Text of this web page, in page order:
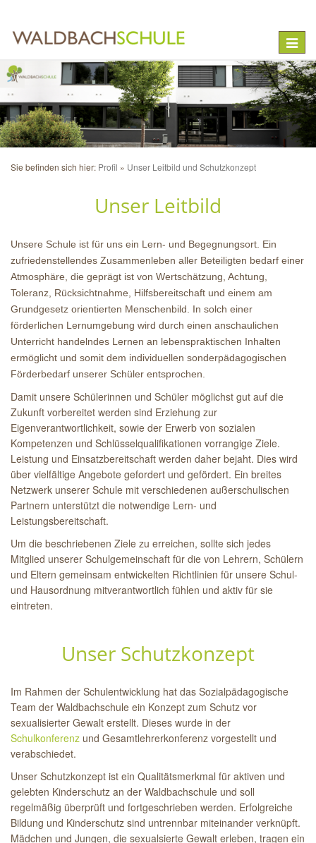
Toggle
Sie befinden sich hier: Profil Unser Leitbild und Schutzkonzept
Unser Leitbild
Unsere Schule ist für uns ein Lern- und Begegnungsort. Ein
zufriedenstellendes Zusammenleben aller Beteiligten bedarf einer
Atmosphäre, die geprägt ist von Wertschätzung, Achtung,
Toleranz, Rücksichtnahme, Hilfsbereitschaft und einem am
Grundgesetz orientierten Menschenbild. In solch einer
förderlichen Lernumgebung wird durch einen anschaulichen
Unterricht handelndes Lernen an lebenspraktischen Inhalten
ermöglicht und somit dem individuellen sonderpädagogischen
Förderbedarf unserer Schüler entsprochen.
Damit unsere Schülerinnen und Schüler möglichst gut auf die
Zukunft vorbereitet werden sind Erziehung zur
Eigenverantwortlichkeit, sowie der Erwerb von sozialen
Kompetenzen und Schlüsselqualifikationen vorrangige Ziele.
Leistung und Einsatzbereitschaft werden daher bejaht. Dies wird
über vielfältige Angebote gefordert und gefördert. Ein breites
Netzwerk unserer Schule mit verschiedenen außerschulischen
Partnern unterstützt die notwendige Lern- und
Leistungsbereitschaft.
Um die beschriebenen Ziele zu erreichen, sollte sich jedes
Mitglied unserer Schulgemeinschaft für die von Lehrern, Schülern
und Eltern gemeinsam entwickelten Richtlinien für unsere Schul-
und Hausordnung mitverantwortlich fühlen und aktiv für sie
eintreten.
Unser Schutzkonzept
Im Rahmen der Schulentwicklung hat das Sozialpädagogische
Team der Waldbachschule ein Konzept zum Schutz vor
sexualisierter Gewalt erstellt. Dieses wurde in der
Schulkonferenz und Gesamtlehrerkonferenz vorgestellt und
verabschiedet.
Unser Schutzkonzept ist ein Qualitätsmerkmal für aktiven und
gelebten Kinderschutz an der Waldbachschule und soll
regelmäßig überprüft und fortgeschrieben werden. Erfolgreiche
Bildung und Kinderschutz sind untrennbar miteinander verknüpft.
Mädchen und Jungen, die sexualsierte Gewalt erleben, tragen ein